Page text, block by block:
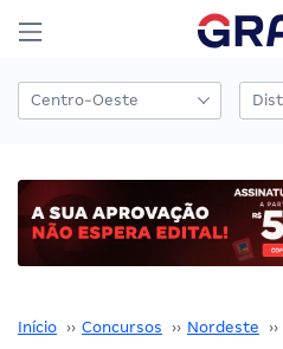
Início ›› Concursos ›› Nordeste ››